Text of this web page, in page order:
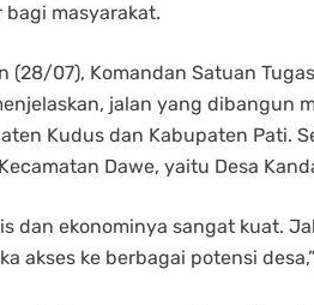
masyarakat.
(28/07), Komandan Satuan
jalan yang dibangun
Kudus dan Kabupaten Pati.
Dawe, yaitu Desa
dan ekonominya sangat kuat.
akses ke berbagai potensi